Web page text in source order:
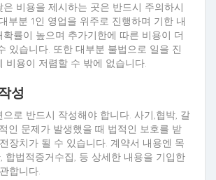
은 비용을 제시하는 곳은 반드시 주의하시
부분 1인 영업을 위주로 진행하며 기한 내
확률이 높으며 추가기한에 따른 비용이 더
있습니다. 또한 대부분 불법으로 일을 진
비용이 저렴할 수 밖에 없습니다.
성
으로 반드시 작성해야 합니다. 사기,협박, 갈
인 문제가 발생했을 때 법적인 보호를 받
장치가 될 수 있습니다. 계약서 내용엔 목
합법적증거수집, 등 상세한 내용을 기입한
합니다.